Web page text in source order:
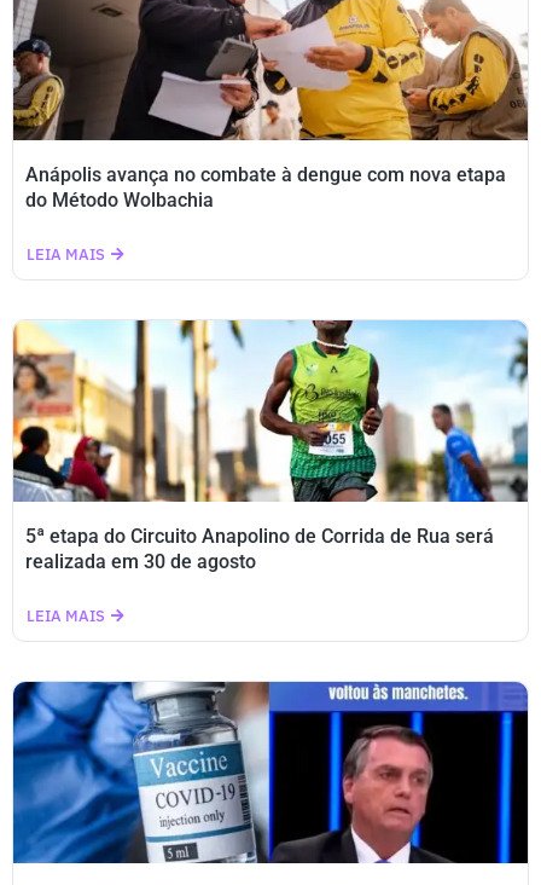
Anápolis avança no combate à dengue com nova etapa
do Método Wolbachia
LEIA MAIS
5ª etapa do Circuito Anapolino de Corrida de Rua será
realizada em 30 de agosto
LEIA MAIS